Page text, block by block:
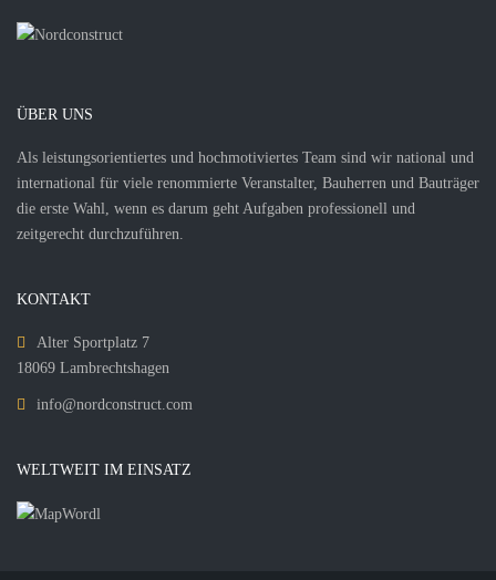
ÜBER UNS
Als leistungsorientiertes und hochmotiviertes Team sind wir national und
international für viele renommierte Veranstalter, Bauherren und Bauträger
die erste Wahl, wenn es darum geht Aufgaben professionell und
zeitgerecht durchzuführen.
KONTAKT
Alter Sportplatz 7
18069 Lambrechtshagen
info@nordconstruct.com
WELTWEIT IM EINSATZ